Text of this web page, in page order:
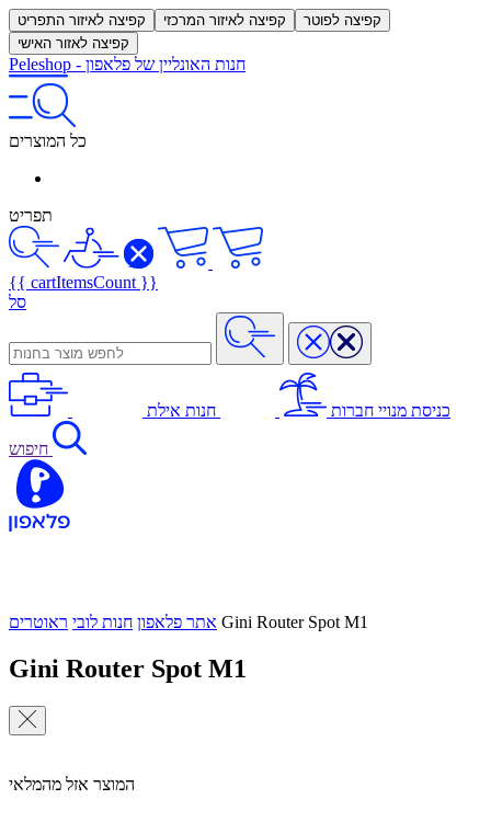
קפיצה לאיזור התפריט קפיצה לאיזור המרכזי
קפיצה לפוטר
קפיצה לאזור האישי
Peleshop - חנות האונליין של פלאפון
כל המוצרים
תפריט
{{ cartItemsCount }}
סל
כניסת מנויי חברות חנות אילת
חיפוש
אתר פלאפון חנות לובי ראוטרים Gini Router Spot M1
Gini Router Spot M1
המוצר אזל מהמלאי